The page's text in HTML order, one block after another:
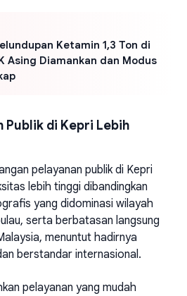
Ketamin 1,3 Ton di
Asing Diamankan dan Modus
Publik di Kepri Lebih
pelayanan publik di Kepri
lebih tinggi dibandingkan
yang didominasi wilayah
serta berbatasan langsung
menuntut hadirnya
berstandar internasional.
pelayanan yang mudah